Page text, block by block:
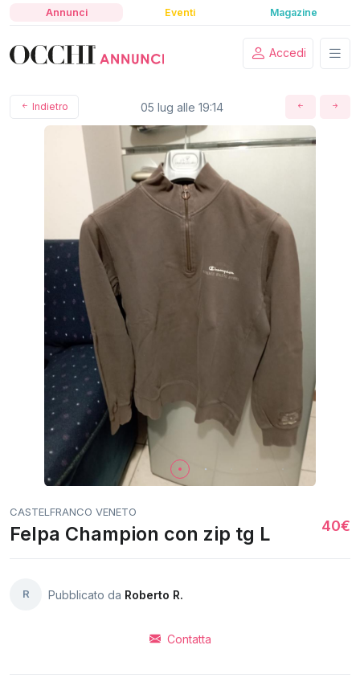
Annunci Eventi Magazine
Accedi
Indietro 05 lug alle 19:14
CASTELFRANCO VENETO
Felpa Champion con zip tg L 40€
R Pubblicato da Roberto R.
Contatta